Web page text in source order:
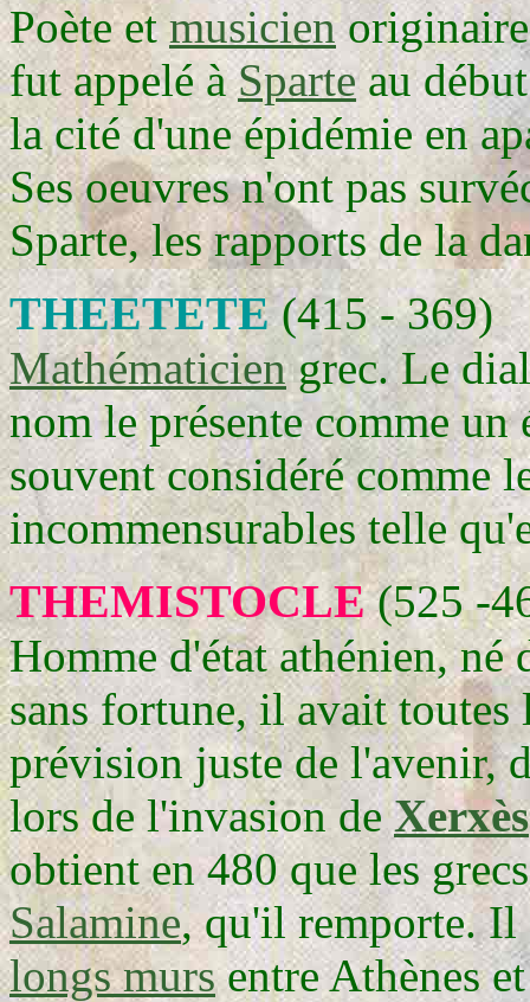
Poète etmusicien
fut appelé àSparteau
la cité d'une épidémie en
Ses oeuvres n'ont pas
Sparte, les rapports de la
THEETETE (415 - 369)
Mathématiciengrec. Le
nom le présente comme
souvent considéré comme
incommensurables telle
THEMISTOCLE(525 -
Homme d'état athénien, né
sans fortune, il avait toutes
prévision juste de l'avenir,
lors de l'invasion deXerxès
obtient en 480 que les
Salamine, qu'il remporte. Il
longs mursentre Athènes